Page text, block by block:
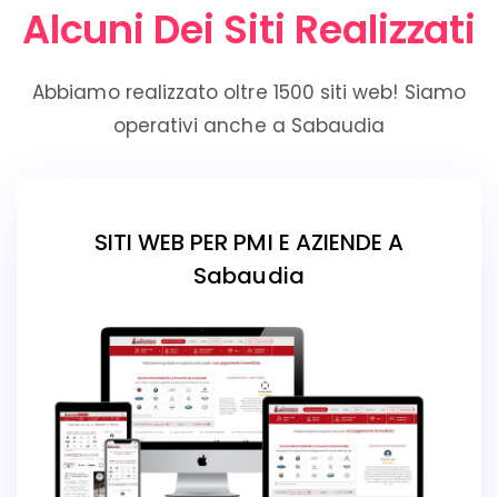
Alcuni Dei Siti Realizzati
Abbiamo realizzato oltre 1500 siti web! Siamo
operativi anche a Sabaudia
SITI WEB PER PMI E AZIENDE A
Sabaudia